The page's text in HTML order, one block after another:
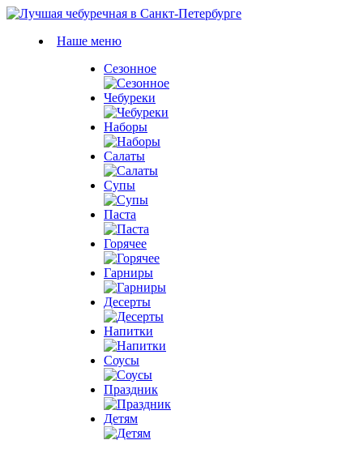
Наше меню
Сезонное
Чебуреки
Наборы
Салаты
Супы
Паста
Горячее
Гарниры
Десерты
Напитки
Соусы
Праздник
Детям